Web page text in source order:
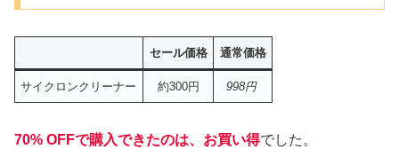
セール価格 通常価格
サイクロンクリーナー 約300円 998円
70% OFFで購入できたのは、お買い得でした。